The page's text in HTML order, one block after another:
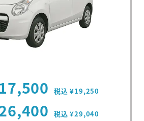
税込 ¥19,250
税込 ¥29,040